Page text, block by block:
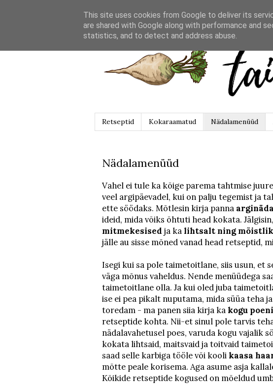
Retseptid Kokaraamatud Nädalamenüüd
Nädalamenüüd
Vahel ei tule ka kõige parema tahtmise
veel argipäevadel, kui on palju tegemist ja
ette söödaks. Mõtlesin kirja panna
ideid, mida võiks õhtuti head kokata.
mitmekesised ja kalihtsalt ning
jälle au sisse mõned vanad head retseptid,
Isegi kui sa pole taimetoitlane, siis usun, et
väga mõnus vaheldus. Nende menüüdega
taimetoitlane olla. Ja kui oled juba
ise ei pea pikalt nuputama, mida süüa teha
toredam - ma panen siia kirja kakogu
retseptide kohta. Nii-et sinul pole tarvis
nädalavahetusel poes, varuda kogu vajalik
kokata lihtsaid, maitsvaid ja toitvaid
saad selle karbiga tööle või koolikaasa
mõtte peale korisema. Aga asume asja
Kõikide retseptide kogused on mõeldud
This site uses cookies from Google to deliver its
are shared with Google along with performance and
statistics, and to detect and address abuse.